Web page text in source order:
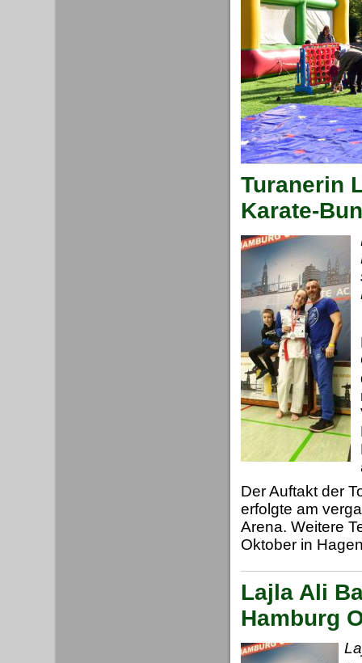
Turanerin
Karate-
Der Auftakt der
erfolgte am
Arena. Weitere
Oktober in
Lajla Ali
Hamburg